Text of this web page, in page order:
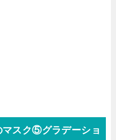
マスク⑤グラデーショ